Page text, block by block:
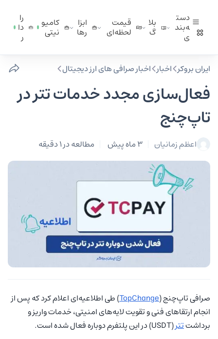
دست
ه‌بند
ی
بلا
گ
قیمت
لحظه‌ای
ابزا
ر‌ها
کامیو
نیتی
را
دا
ر
ایران بروکر اخبار اخبار صرافی‌ های ارز دیجیتال
فعال‌سازی مجدد خدمات تتر در
تاپ‌چنج
اعظم زمانیان 3 ماه پیش مطالعه در 1 دقیقه
صرافی تاپ‌چنج (TopChange) طی اطلاعیه‌ای اعلام کرد که پس از
انجام ارتقاهای فنی و تقویت لایه‌های امنیتی، خدمات واریز و
برداشتتتر(USDT) در این پلتفرم دوباره فعال شده است.